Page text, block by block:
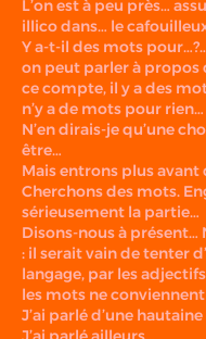
L’on est à peu près…
illico dans… le
Y a-t-il des mots
on peut parler à propos
ce compte, il y a des
n’y a de mots pour rien…
N’en dirais-je qu’une
être…
Mais entrons plus avant
Cherchons des mots.
sérieusement la partie…
Disons-nous à présent…
: il serait vain de tenter
langage, par les
les mots ne
J’ai parlé d’une